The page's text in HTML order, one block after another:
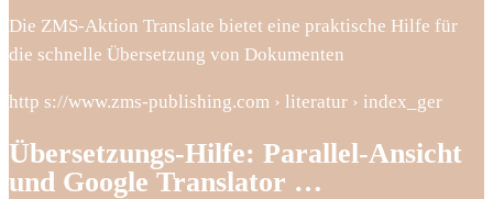
Die ZMS-Aktion Translate bietet eine praktische Hilfe für
die schnelle Übersetzung von Dokumenten
http s://www.zms-publishing.com › literatur › index_ger
Übersetzungs-Hilfe: Parallel-Ansicht
und Google Translator …